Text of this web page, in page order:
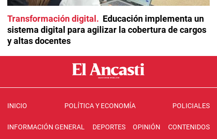
Transformación digital
Educación implementa un
sistema digital para agilizar la cobertura de cargos
y altas docentes
INICIO POLÍTICA Y ECONOMÍA POLICIALES
INFORMACIÓN GENERAL DEPORTES OPINIÓN CONTENIDOS